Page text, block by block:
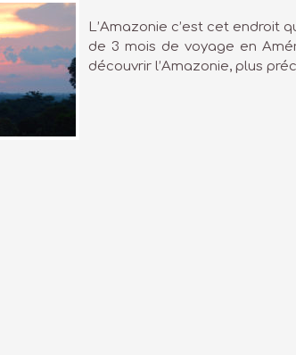
L’Amazonie c’est cet endroit
de 3 mois de voyage en
découvrir l’Amazonie, plus